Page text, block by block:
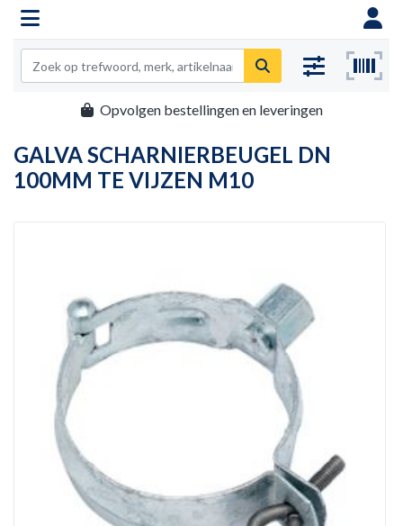
Opvolgen bestellingen en leveringen
GALVA SCHARNIERBEUGEL DN
100MM TE VIJZEN M10